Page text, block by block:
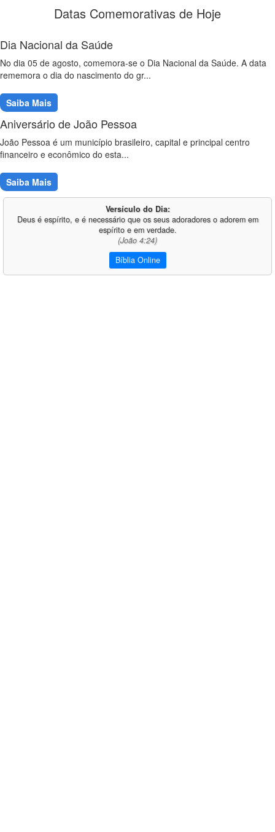
Datas Comemorativas de Hoje
Dia Nacional da Saúde
No dia 05 de agosto, comemora-se o Dia Nacional da Saúde. A data
rememora o dia do nascimento do gr...
Saiba Mais
Aniversário de João Pessoa
João Pessoa é um município brasileiro, capital e principal centro
financeiro e econômico do esta...
Saiba Mais
Versículo do Dia:
Deus é espírito, e é necessário que os seus adoradores o adorem em
espírito e em verdade.
(João 4:24)
Bíblia Online